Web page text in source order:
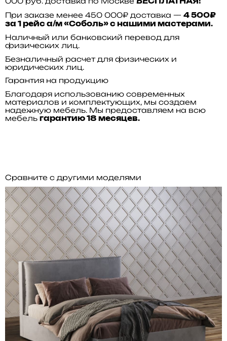
БЕСПЛАТНАЯ!
При заказе менее 450 000₽ доставка — 4 500₽
за 1 рейс а/м «Соболь» с нашими мастерами.
Наличный или банковский перевод для
физических лиц.
Безналичный расчет для физических и
юридических лиц.
Гарантия на продукцию
Благодаря использованию современных
материалов и комплектующих, мы создаем
надежную мебель. Мы предоставляем на всю
мебель гарантию 18 месяцев.
Сравните с другими моделями